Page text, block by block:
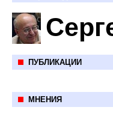
ПУБЛИКАЦИИ
МНЕНИЯ